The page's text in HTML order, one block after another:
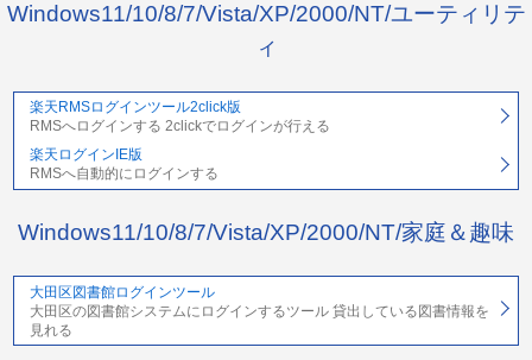
Windows11/10/8/7/Vista/XP/2000/NT/ユーティリテ
ィ
楽天RMSログインツール2click版
RMSへログインする 2clickでログインが行える
楽天ログインIE版
RMSへ自動的にログインする
Windows11/10/8/7/Vista/XP/2000/NT/家庭＆趣味
大田区図書館ログインツール
大田区の図書館システムにログインするツール 貸出している図書情報を
見れる